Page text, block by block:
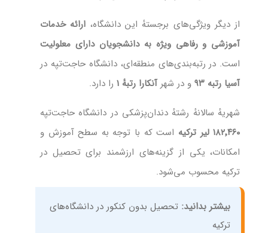
از دیگر ویژگی‌های برجستهٔ این دانشگاه، ارائه خدمات
آموزشی و رفاهی ویژه به دانشجویان دارای معلولیت
است. در رتبه‌بندی‌های منطقه‌ای، دانشگاه حاجت‌تپه در
آسیا رتبه ۹۳
و در شهرآنکارا رتبهٔ ۱ را دارد.
شهریهٔ سالانهٔ رشتهٔ دندان‌پزشکی در دانشگاه حاجت‌تپه
۱۸۲٬۴۶۰ لیر ترکیه
است که با توجه به سطح آموزش و
امکانات، یکی از گزینه‌های ارزشمند برای تحصیل در
ترکیه محسوب می‌شود.
بیشتر بدانید: تحصیل بدون کنکور در دانشگاه‌های
ترکیه